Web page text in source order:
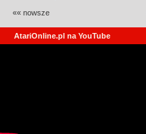
«« nowsze
AtariOnline.pl na YouTube